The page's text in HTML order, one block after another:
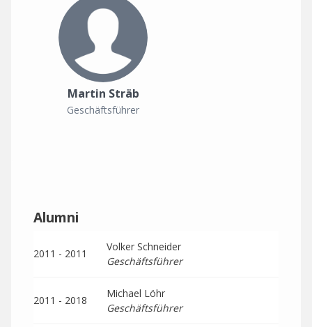
Martin Sträb
Geschäftsführer
Alumni
2011 - 2011
Volker Schneider
Geschäftsführer
2011 - 2018
Michael Löhr
Geschäftsführer